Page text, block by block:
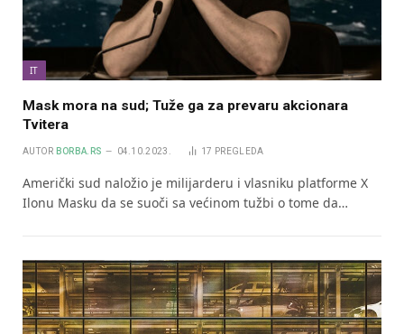
IT
Mask mora na sud; Tuže ga za prevaru akcionara
Tvitera
AUTOR BORBA.RS 04.10.2023. 17 PREGLEDA
Američki sud naložio je milijarderu i vlasniku platforme X
Ilonu Masku da se suoči sa većinom tužbi o tome da…